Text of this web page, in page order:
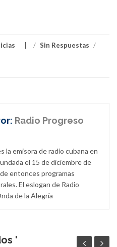
/ Sin Respuestas /
Radio Progreso
la emisora de radio cubana en
el 15 de diciembre de
entonces programas
El eslogan de Radio
de la Alegría
'